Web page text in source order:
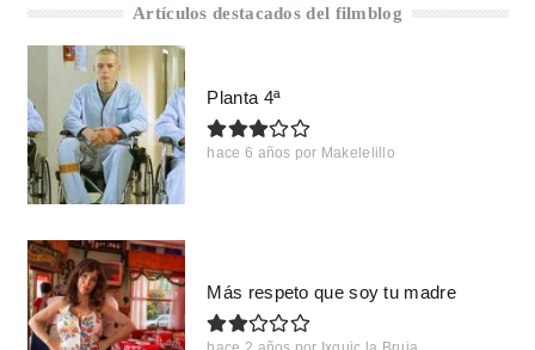
Artículos destacados del filmblog
Planta 4ª
hace 6 años por Makelelillo
Más respeto que soy tu madre